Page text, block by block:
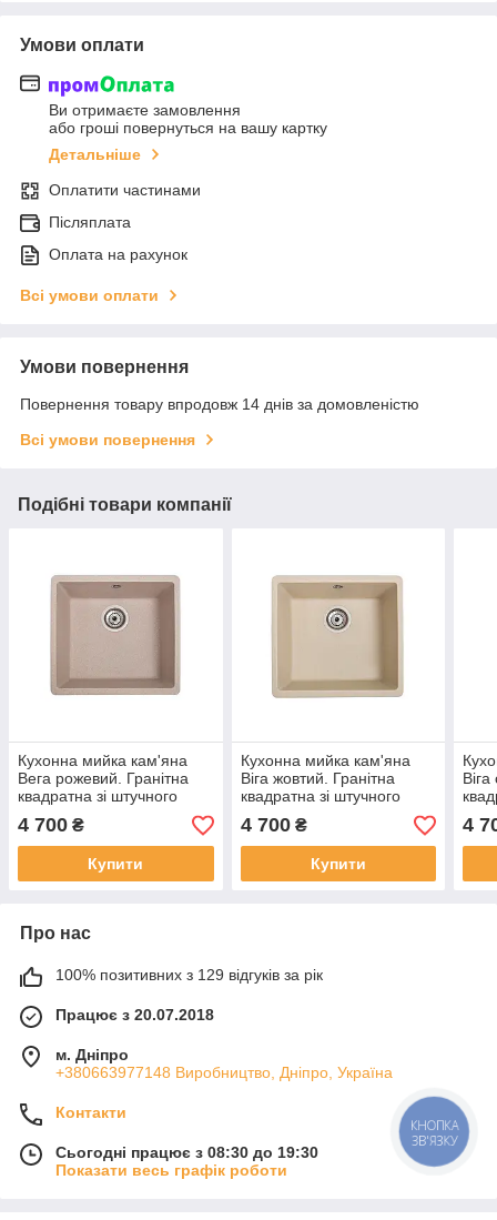
Умови оплати
Ви отримаєте замовлення
або гроші повернуться на вашу картку
Детальніше
Оплатити частинами
Післяплата
Оплата на рахунок
Всі умови оплати
Умови повернення
Повернення товару впродовж 14 днів за домовленістю
Всі умови повернення
Подібні товари компанії
Кухонна мийка кам'яна
Вега рожевий. Гранітна
квадратна зі штучного
каменю раковина на
кухню
4 700 ₴
Купити
Кухонна мийка кам'яна
Віга жовтий. Гранітна
квадратна зі штучного
каменю раковина на
кухню
4 700₴
Купити
4
Про нас
100% позитивних з 129 відгуків за рік
Працює з 20.07.2018
м. Дніпро
+380663977148 Виробництво, Дніпро, Україна
Контакти
Сьогодні працює з 08:30 до 19:30
Показати весь графік роботи
КНОПКА
ЗВ'ЯЗКУ